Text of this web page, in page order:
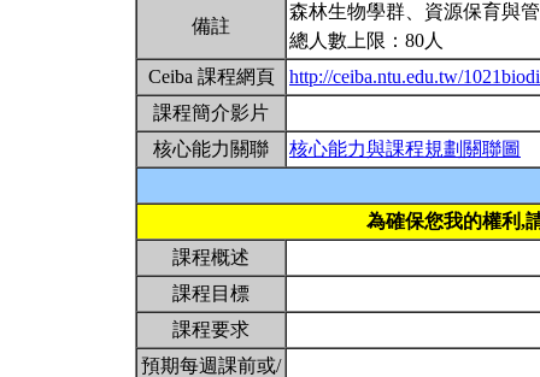
備註
森林生物學群、資源保育與
總人數上限：80人
Ceiba 課程網頁
http://ceiba.ntu.edu.tw/
課程簡介影片
核心能力關聯
核心能力與課程規劃關聯圖
為確保您我的權利,
課程概述
課程目標
課程要求
預期每週課前或/